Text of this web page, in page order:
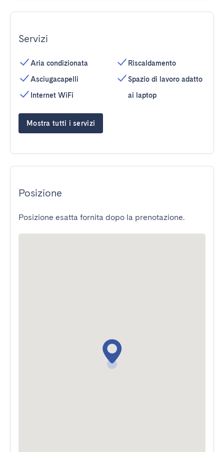
Servizi
Aria condizionata
Asciugacapelli
Internet WiFi
Riscaldamento
Spazio di lavoro adatto
ai laptop
Mostra tutti i servizi
Posizione
Posizione esatta fornita dopo la prenotazione.